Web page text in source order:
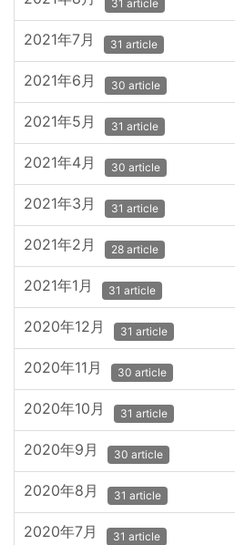
31 article
2021年7月 31 article
2021年6月 30 article
2021年5月 31 article
2021年4月 30 article
2021年3月 31 article
2021年2月 28 article
2021年1月 31 article
2020年12月 31 article
2020年11月 30 article
2020年10月 31 article
2020年9月 30 article
2020年8月 31 article
2020年7月 31 article